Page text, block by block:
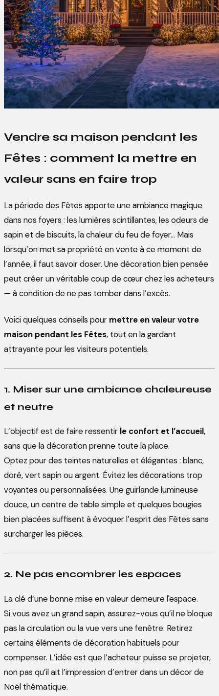
Vendre sa maison pendant les
Fêtes : comment la mettre en
valeur sans en faire trop
La période des Fêtes apporte une ambiance magique
dans nos foyers : les lumières scintillantes, les odeurs de
sapin et de biscuits, la chaleur du feu de foyer... Mais
lorsqu’on met sa propriété en vente à ce moment de
l’année, il faut savoir doser. Une décoration bien pensée
peut créer un véritable coup de cœur chez les acheteurs
— à condition de ne pas tomber dans l’excès.
Voici quelques conseils pour mettre en valeur votre
maison pendant les Fêtes, tout en la gardant
attrayante pour les visiteurs potentiels.
1. Miser sur une ambiance chaleureuse
et neutre
L’objectif est de faire ressentir le confort et l’accueil,
sans que la décoration prenne toute la place.
Optez pour des teintes naturelles et élégantes : blanc,
doré, vert sapin ou argent. Évitez les décorations trop
voyantes ou personnalisées. Une guirlande lumineuse
douce, un centre de table simple et quelques bougies
bien placées suffisent à évoquer l’esprit des Fêtes sans
surcharger les pièces.
2. Ne pas encombrer les espaces
La clé d’une bonne mise en valeur demeure l'espace.
Si vous avez un grand sapin, assurez-vous qu’il ne bloque
pas la circulation ou la vue vers une fenêtre. Retirez
certains éléments de décoration habituels pour
compenser. L’idée est que l’acheteur puisse se projeter,
non pas qu’il ait l’impression d’entrer dans un décor de
Noël thématique.